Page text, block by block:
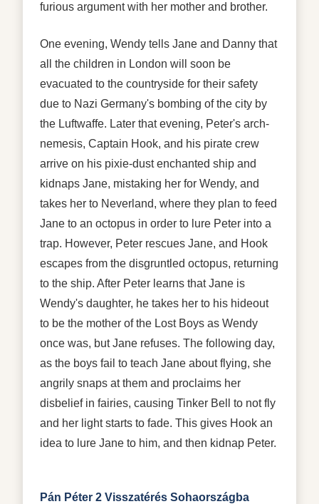
furious argument with her mother and brother.
One evening, Wendy tells Jane and Danny that
all the children in London will soon be
evacuated to the countryside for their safety
due to Nazi Germany's bombing of the city by
the Luftwaffe. Later that evening, Peter's arch-
nemesis, Captain Hook, and his pirate crew
arrive on his pixie-dust enchanted ship and
kidnaps Jane, mistaking her for Wendy, and
takes her to Neverland, where they plan to feed
Jane to an octopus in order to lure Peter into a
trap. However, Peter rescues Jane, and Hook
escapes from the disgruntled octopus, returning
to the ship. After Peter learns that Jane is
Wendy's daughter, he takes her to his hideout
to be the mother of the Lost Boys as Wendy
once was, but Jane refuses. The following day,
as the boys fail to teach Jane about flying, she
angrily snaps at them and proclaims her
disbelief in fairies, causing Tinker Bell to not fly
and her light starts to fade. This gives Hook an
idea to lure Jane to him, and then kidnap Peter.
Pán Péter 2 Visszatérés Sohaországba